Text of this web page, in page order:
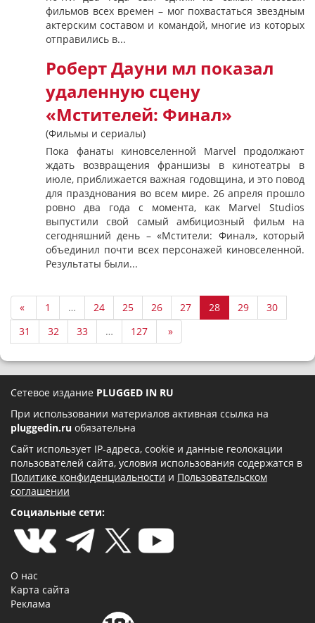
фильмов всех времен – мог похвастаться звездным
актерским составом и командой, многие из которых
отправились в...
Роберт Дауни мл показал
удаленную сцену
«Мстителей: Финал»
(Фильмы и сериалы)
Пока фанаты киновселенной Marvel продолжают
ждать возвращения франшизы в кинотеатры в
июле, приближается важная годовщина, и это повод
для празднования во всем мире. 26 апреля прошло
ровно два года с момента, как Marvel Studios
выпустили свой самый амбициозный фильм на
сегодняшний день – «Мстители: Финал», который
объединил почти всех персонажей киновселенной.
Результаты были...
« 1 … 24 25 26 27 28 29
30
31
32 33 … 127 »
Сетевое издание PLUGGED IN RU
При использовании материалов активная ссылка на
pluggedin.ru обязательна
Сайт использует IP-адреса, cookie и данные геолокации
пользователей сайта, условия использования содержатся в
Политике конфиденциальности и Пользовательском
соглашении
Социальные сети:
О нас
Карта сайта
Реклама